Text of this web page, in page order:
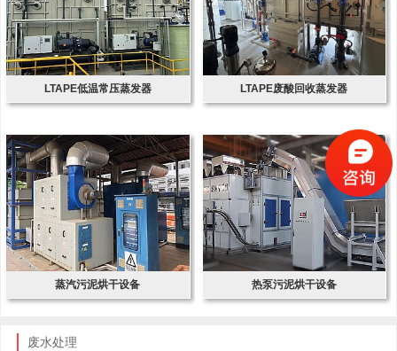
LTAPE低温常压蒸发器 LTAPE废酸回收蒸发器
蒸汽污泥烘干设备 热泵污泥烘干设备
废水处理